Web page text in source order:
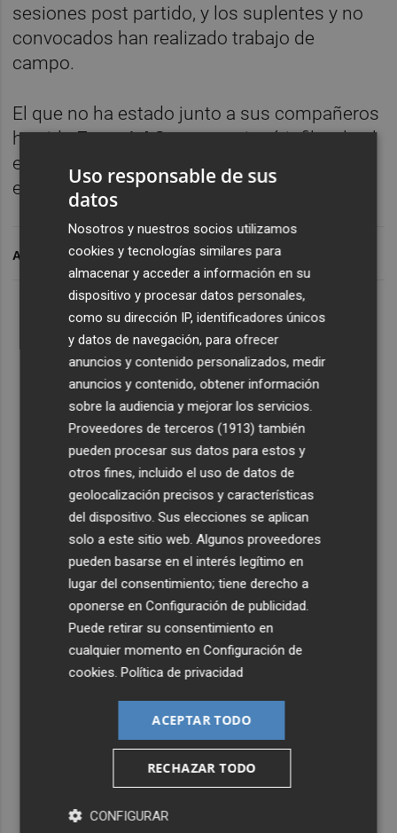
sesiones post partido, y los suplentes y no
convocados han realizado trabajo de
campo.
El que no ha estado junto a sus compañeros
ha sidoEzequiel Garay, que jugó infiltrado el
encuentro ante los londinenses y no ha
entrenado este jueves.
ARCHIVADO EN
Uso responsable de sus
datos
Nosotros y nuestros socios utilizamos
cookies y tecnologías similares para
almacenar y acceder a información en su
dispositivo y procesar datos personales,
como su dirección IP, identificadores únicos
y datos de navegación, para ofrecer
anuncios y contenido personalizados, medir
anuncios y contenido, obtener información
sobre la audiencia y mejorar los servicios.
Proveedores de terceros (1913) también
pueden procesar sus datos para estos y
otros fines, incluido el uso de datos de
geolocalización precisos y características
del dispositivo. Sus elecciones se aplican
solo a este sitio web. Algunos proveedores
pueden basarse en el interés legítimo en
lugar del consentimiento; tiene derecho a
oponerse enConfiguración de publicidad.
Puede retirar su consentimiento en
cualquier momento enConfiguración de
cookies.Política de privacidad
ACEPTAR TODO
RECHAZAR TODO
CONFIGURAR